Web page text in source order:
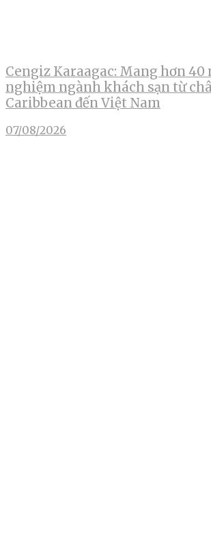
Cengiz Karaagac: Mang hơn
nghiệm ngành khách sạn từ
Caribbean đến Việt Nam
07/08/2026